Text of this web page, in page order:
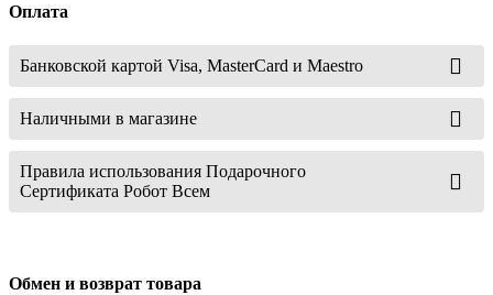
Оплата
Банковской картой Visa, MasterCard и Maestro
Наличными в магазине
Правила использования Подарочного
Сертификата Робот Всем
Обмен и возврат товара